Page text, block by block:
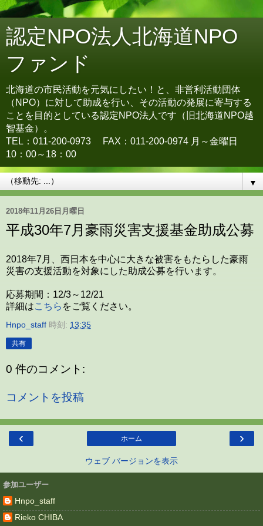
認定NPO法人北海道NPO
ファンド
北海道の市民活動を元気にしたい！と、非営利活動団体
（NPO）に対して助成を行い、その活動の発展に寄与する
ことを目的としている認定NPO法人です（旧北海道NPO越
智基金）。
TEL：011-200-0973 FAX：011-200-0974 月～金曜日
10：00～18：00
▼
2018年11月26日月曜日
平成30年7月豪雨災害支援基金助成公募
2018年7月、西日本を中心に大きな被害をもたらした豪雨
災害の支援活動を対象にした助成公募を行います。
応募期間：12/3～12/21
詳細はこちら をご覧ください。
Hnpo_staff 時刻: 13:35
共有
0 件のコメント:
コメントを投稿
‹ ›
ホーム
ウェブ バージョンを表示
参加ユーザー
Hnpo_staff
Rieko CHIBA